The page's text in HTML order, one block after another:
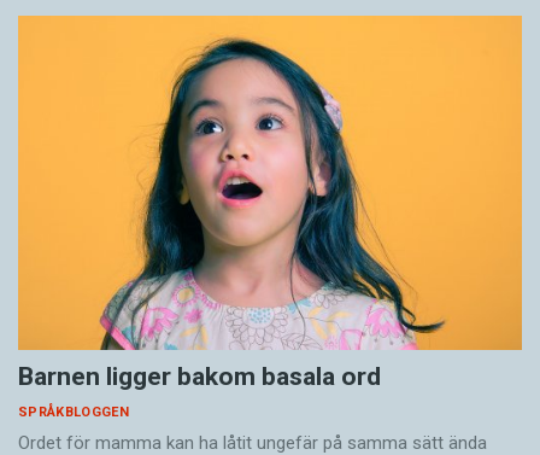
Barnen ligger bakom basala ord
SPRÅKBLOGGEN
Ordet för mamma kan ha låtit ungefär på samma sätt ända